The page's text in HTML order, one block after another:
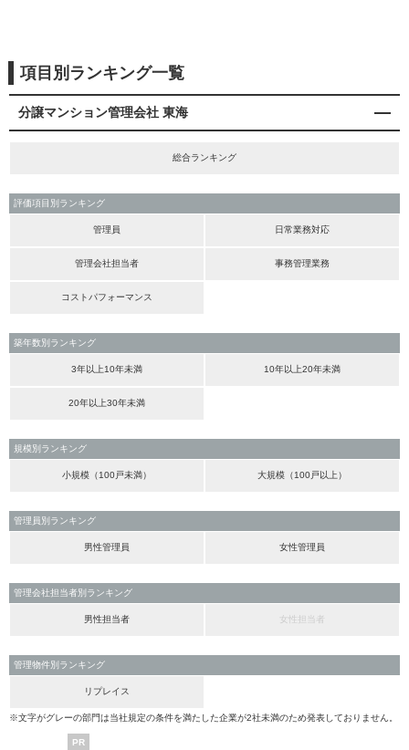
項目別ランキング一覧
分譲マンション管理会社 東海
総合ランキング
評価項目別ランキング
管理員 日常業務対応
管理会社担当者 事務管理業務
コストパフォーマンス
築年数別ランキング
3年以上10年未満 10年以上20年未満
20年以上30年未満
規模別ランキング
小規模（100戸未満） 大規模（100戸以上）
管理員別ランキング
男性管理員 女性管理員
管理会社担当者別ランキング
男性担当者 女性担当者
管理物件別ランキング
リプレイス
※文字がグレーの部門は当社規定の条件を満たした企業が2社未満のため発表しておりません。
PR